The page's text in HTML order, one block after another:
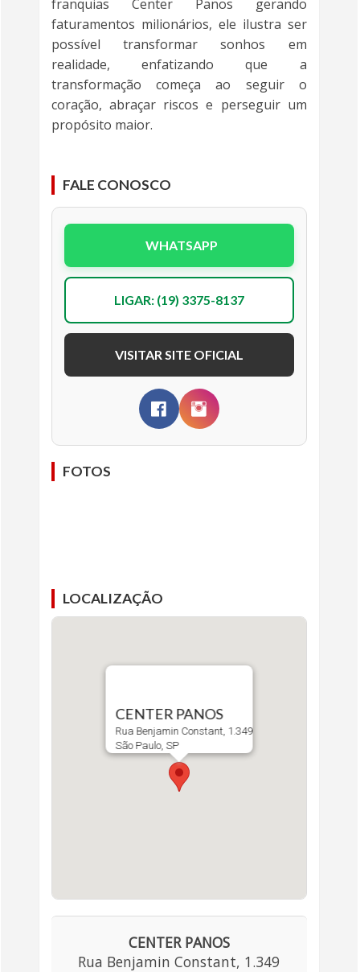
franquias Center Panos gerando
faturamentos milionários, ele ilustra ser
possível transformar sonhos em
realidade, enfatizando que a
transformação começa ao seguir o
coração, abraçar riscos e perseguir um
propósito maior.
FALE CONOSCO
WHATSAPP
LIGAR: (19) 3375-8137
VISITAR SITE OFICIAL
FOTOS
LOCALIZAÇÃO
CENTER PANOS
Rua Benjamin Constant, 1.349
São Paulo, SP
CENTER PANOS
Rua Benjamin Constant, 1.349